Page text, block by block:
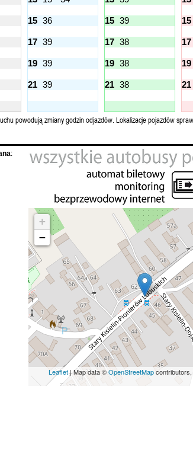
15 36 15 39 15
17 39 17 38 17
19 39 19 38 19
21 39 21 38 21
powodują zmiany godzin odjazdów. Lokalizacje pojazdów
:
+
−
Leaflet| Map data ©OpenStreetMapcontributors,